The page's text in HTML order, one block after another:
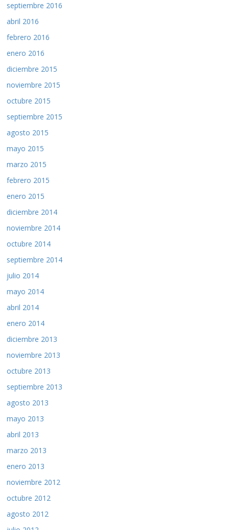
septiembre 2016
abril 2016
febrero 2016
enero 2016
diciembre 2015
noviembre 2015
octubre 2015
septiembre 2015
agosto 2015
mayo 2015
marzo 2015
febrero 2015
enero 2015
diciembre 2014
noviembre 2014
octubre 2014
septiembre 2014
julio 2014
mayo 2014
abril 2014
enero 2014
diciembre 2013
noviembre 2013
octubre 2013
septiembre 2013
agosto 2013
mayo 2013
abril 2013
marzo 2013
enero 2013
noviembre 2012
octubre 2012
agosto 2012